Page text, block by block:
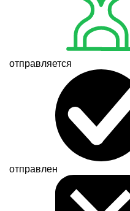
отправляется
отправлен